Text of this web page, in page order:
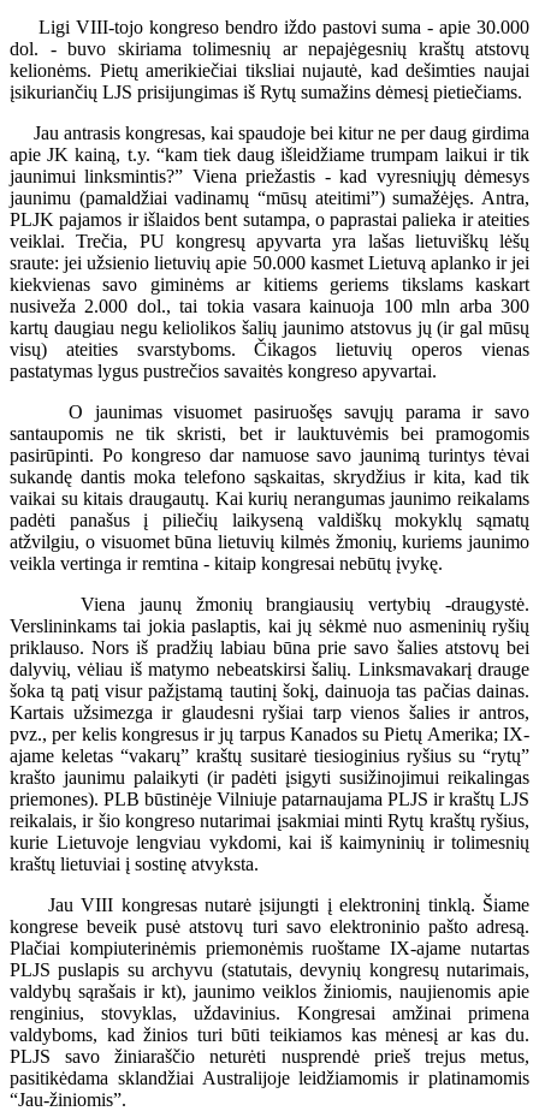
Ligi VIII-tojo kongreso bendro iždo pastovi suma - apie 30.000
dol. - buvo skiriama tolimesnių ar nepajėgesnių kraštų atstovų
kelionėms. Pietų amerikiečiai tiksliai nujautė, kad dešimties naujai
įsikuriančių LJS prisijungimas iš Rytų sumažins dėmesį pietiečiams.
Jau antrasis kongresas, kai spaudoje bei kitur ne per daug girdima
apie JK kainą, t.y. “kam tiek daug išleidžiame trumpam laikui ir tik
jaunimui linksmintis?” Viena priežastis - kad vyresniųjų dėmesys
jaunimu (pamaldžiai vadinamų “mūsų ateitimi”) sumažėjęs. Antra,
PLJK pajamos ir išlaidos bent sutampa, o paprastai palieka ir ateities
veiklai. Trečia, PU kongresų apyvarta yra lašas lietuviškų lėšų
sraute: jei užsienio lietuvių apie 50.000 kasmet Lietuvą aplanko ir jei
kiekvienas savo giminėms ar kitiems geriems tikslams kaskart
nusiveža 2.000 dol., tai tokia vasara kainuoja 100 mln arba 300
kartų daugiau negu keliolikos šalių jaunimo atstovus jų (ir gal mūsų
visų) ateities svarstyboms. Čikagos lietuvių operos vienas
pastatymas lygus pustrečios savaitės kongreso apyvartai.
O jaunimas visuomet pasiruošęs savųjų parama ir savo
santaupomis ne tik skristi, bet ir lauktuvėmis bei pramogomis
pasirūpinti. Po kongreso dar namuose savo jaunimą turintys tėvai
sukandę dantis moka telefono sąskaitas, skrydžius ir kita, kad tik
vaikai su kitais draugautų. Kai kurių nerangumas jaunimo reikalams
padėti panašus į piliečių laikyseną valdiškų mokyklų sąmatų
atžvilgiu, o visuomet būna lietuvių kilmės žmonių, kuriems jaunimo
veikla vertinga ir remtina - kitaip kongresai nebūtų įvykę.
Viena jaunų žmonių brangiausių vertybių -draugystė.
Verslininkams tai jokia paslaptis, kai jų sėkmė nuo asmeninių ryšių
priklauso. Nors iš pradžių labiau būna prie savo šalies atstovų bei
dalyvių, vėliau iš matymo nebeatskirsi šalių. Linksmavakarį drauge
šoka tą patį visur pažįstamą tautinį šokį, dainuoja tas pačias dainas.
Kartais užsimezga ir glaudesni ryšiai tarp vienos šalies ir antros,
pvz., per kelis kongresus ir jų tarpus Kanados su Pietų Amerika; IX-
ajame keletas “vakarų” kraštų susitarė tiesioginius ryšius su “rytų”
krašto jaunimu palaikyti (ir padėti įsigyti susižinojimui reikalingas
priemones). PLB būstinėje Vilniuje patarnaujama PLJS ir kraštų LJS
reikalais, ir šio kongreso nutarimai įsakmiai minti Rytų kraštų ryšius,
kurie Lietuvoje lengviau vykdomi, kai iš kaimyninių ir tolimesnių
kraštų lietuviai į sostinę atvyksta.
Jau VIII kongresas nutarė įsijungti į elektroninį tinklą. Šiame
kongrese beveik pusė atstovų turi savo elektroninio pašto adresą.
Plačiai kompiuterinėmis priemonėmis ruoštame IX-ajame nutartas
PLJS puslapis su archyvu (statutais, devynių kongresų nutarimais,
valdybų sąrašais ir kt), jaunimo veiklos žiniomis, naujienomis apie
renginius, stovyklas, uždavinius. Kongresai amžinai primena
valdyboms, kad žinios turi būti teikiamos kas mėnesį ar kas du.
PLJS savo žiniaraščio neturėti nusprendė prieš trejus metus,
pasitikėdama sklandžiai Australijoje leidžiamomis ir platinamomis
“Jau-žiniomis”.